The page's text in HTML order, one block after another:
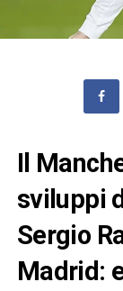
Il
sviluppi
Sergio
Madrid: